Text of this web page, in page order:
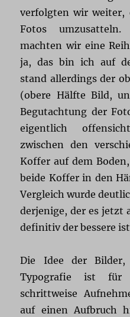
verfolgten wir weiter,
Fotos umzusatteln.
machten wir eine
ja, das bin ich auf
stand allerdings der
(obere Hälfte Bild,
Begutachtung der
eigentlich
zwischen den
Koffer auf dem
beide Koffer in den
Vergleich wurde
derjenige, der es jetzt
definitiv der bessere
Die Idee der
Typografie ist für
schrittweise
auf einen Aufbruch